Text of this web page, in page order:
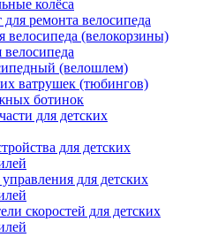
колёса
ремонта велосипеда
велосипеда (велокорзины)
велосипеда
(велошлем)
ватрушек (тюбингов)
ботинок
для детских
для детских
для детских
скоростей для детских